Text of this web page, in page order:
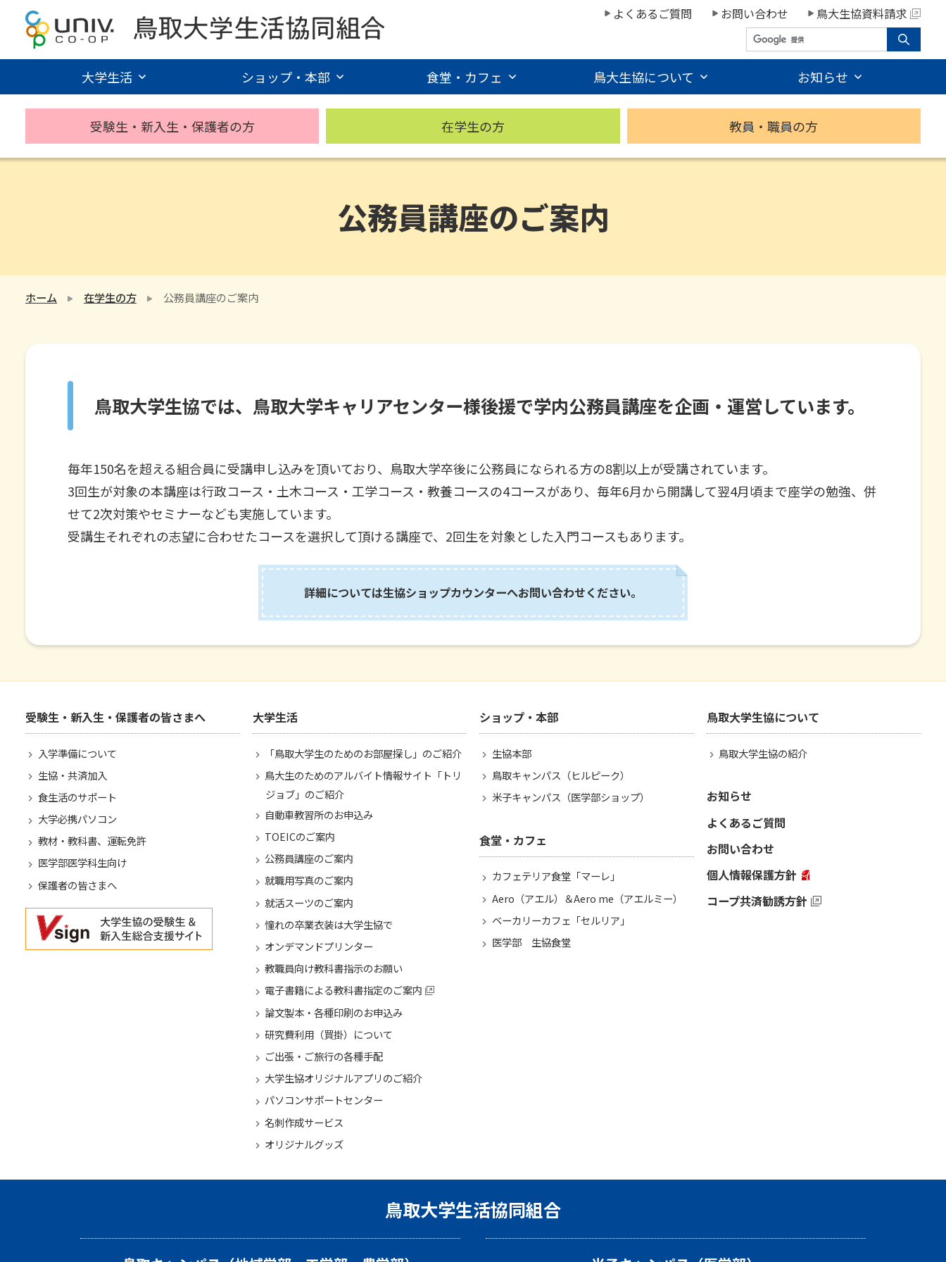
よくあるご質問 お問い合わせ 鳥大生協資料請求
大学生活 ショップ・本部 食堂・カフェ 鳥大生協について お知らせ
受験生・新入生・保護者の方 在学生の方 教員・職員の方
公務員講座のご案内
ホーム 在学生の方 公務員講座のご案内
鳥取大学生協では、鳥取大学キャリアセンター様後援で学内公務員講座を企画・運営しています。
毎年150名を超える組合員に受講申し込みを頂いており、鳥取大学卒後に公務員になられる方の8割以上が受講されています。
3回生が対象の本講座は行政コース・土木コース・工学コース・教養コースの4コースがあり、毎年6月から開講して翌4月頃まで座学の勉強、併
せて2次対策やセミナーなども実施しています。
受講生それぞれの志望に合わせたコースを選択して頂ける講座で、2回生を対象とした入門コースもあります。
詳細については生協ショップカウンターへお問い合わせください。
受験生・新入生・保護者の皆さまへ
入学準備について
生協・共済加入
食生活のサポート
大学必携パソコン
教材・教科書、運転免許
医学部医学科生向け
保護者の皆さまへ
大学生活
「鳥取大学生のためのお部屋探し」のご紹介
鳥大生のためのアルバイト情報サイト「トリ
ジョブ」のご紹介
自動車教習所のお申込み
TOEICのご案内
公務員講座のご案内
就職用写真のご案内
就活スーツのご案内
憧れの卒業衣装は大学生協で
オンデマンドプリンター
教職員向け教科書指示のお願い
電子書籍による教科書指定のご案内
論文製本・各種印刷のお申込み
研究費利用（買掛）について
ご出張・ご旅行の各種手配
大学生協オリジナルアプリのご紹介
パソコンサポートセンター
名刺作成サービス
オリジナルグッズ
ショップ・本部
生協本部
鳥取キャンパス（ヒルピーク）
米子キャンパス（医学部ショップ）
食堂・カフェ
カフェテリア食堂「マーレ」
Aero（アエル）＆Aero me（アエルミー）
ベーカリーカフェ「セルリア」
医学部 生協食堂
鳥取大学生協について
鳥取大学生協の紹介
お知らせ
よくあるご質問
お問い合わせ
個人情報保護方針
コープ共済勧誘方針
鳥取大学生活協同組合